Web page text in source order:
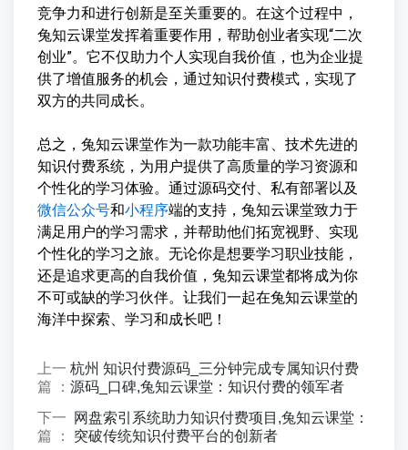
竞争力和进行创新是至关重要的。在这个过程中，
兔知云课堂发挥着重要作用，帮助创业者实现“二次
创业”。它不仅助力个人实现自我价值，也为企业提
供了增值服务的机会，通过知识付费模式，实现了
双方的共同成长。
总之，兔知云课堂作为一款功能丰富、技术先进的
知识付费系统，为用户提供了高质量的学习资源和
个性化的学习体验。通过源码交付、私有部署以及
微信公众号和小程序端的支持，兔知云课堂致力于
满足用户的学习需求，并帮助他们拓宽视野、实现
个性化的学习之旅。无论你是想要学习职业技能，
还是追求更高的自我价值，兔知云课堂都将成为你
不可或缺的学习伙伴。让我们一起在兔知云课堂的
海洋中探索、学习和成长吧！
上一
篇 ：
杭州 知识付费源码_三分钟完成专属知识付费
源码_口碑,兔知云课堂：知识付费的领军者
下一
篇 ：
网盘索引系统助力知识付费项目,兔知云课堂：
突破传统知识付费平台的创新者